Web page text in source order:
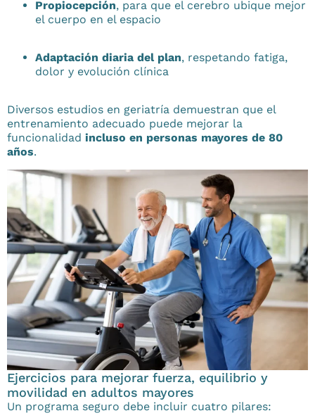
Propiocepción, para que el cerebro ubique mejor
el cuerpo en el espacio
Adaptación diaria del plan, respetando fatiga,
dolor y evolución clínica
Diversos estudios en geriatría demuestran que el
entrenamiento adecuado puede mejorar la
funcionalidad incluso en personas mayores de 80
años.
Ejercicios para mejorar fuerza, equilibrio y
movilidad en adultos mayores
Un programa seguro debe incluir cuatro pilares: